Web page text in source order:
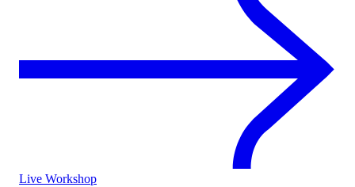
Live Workshop